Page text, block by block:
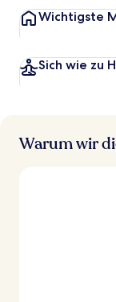
Wichtigste
Sich wie zu
Warum wir